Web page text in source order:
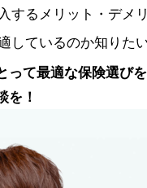
するメリット・デメ
しているのか知りた
って最適な保険選び
を！